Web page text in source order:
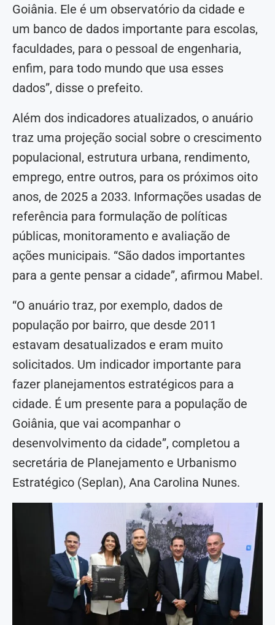
Goiânia. Ele é um observatório da cidade e
um banco de dados importante para escolas,
faculdades, para o pessoal de engenharia,
enfim, para todo mundo que usa esses
dados”, disse o prefeito.
Além dos indicadores atualizados, o anuário
traz uma projeção social sobre o crescimento
populacional, estrutura urbana, rendimento,
emprego, entre outros, para os próximos oito
anos, de 2025 a 2033. Informações usadas de
referência para formulação de políticas
públicas, monitoramento e avaliação de
ações municipais. “São dados importantes
para a gente pensar a cidade”, afirmou Mabel.
“O anuário traz, por exemplo, dados de
população por bairro, que desde 2011
estavam desatualizados e eram muito
solicitados. Um indicador importante para
fazer planejamentos estratégicos para a
cidade. É um presente para a população de
Goiânia, que vai acompanhar o
desenvolvimento da cidade”, completou a
secretária de Planejamento e Urbanismo
Estratégico (Seplan), Ana Carolina Nunes.